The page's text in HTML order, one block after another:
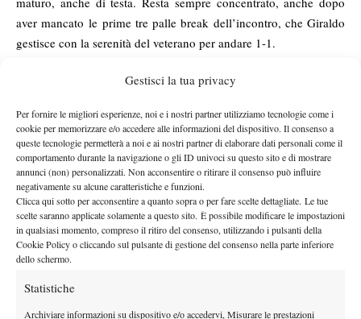
Gestisci la tua privacy
Per fornire le migliori esperienze, noi e i nostri partner utilizziamo tecnologie come i
cookie per memorizzare e/o accedere alle informazioni del dispositivo. Il consenso a
queste tecnologie permetterà a noi e ai nostri partner di elaborare dati personali come il
comportamento durante la navigazione o gli ID univoci su questo sito e di mostrare
annunci (non) personalizzati. Non acconsentire o ritirare il consenso può influire
negativamente su alcune caratteristiche e funzioni.
Clicca qui sotto per acconsentire a quanto sopra o per fare scelte dettagliate. Le tue
scelte saranno applicate solamente a questo sito. È possibile modificare le impostazioni
in qualsiasi momento, compreso il ritiro del consenso, utilizzando i pulsanti della
Cookie Policy o cliccando sul pulsante di gestione del consenso nella parte inferiore
dello schermo.
Statistiche
Archiviare informazioni su dispositivo e/o accedervi, Misurare le prestazioni
aver mancato le prime tre palle break dell’incontro, che Giraldo
gestisce con la serenità del veterano per andare 1-1.
consapevole dei propri mezzi, non con la paura di chi vuole
scambio sulla diagonale sinistra, cambia ritmo con il suo
lungolinea di rovescio che spariglia destini e fortune, infila
cinque giochi di fila e scrive un 6-1 che ribalta la storia e il finale
di partita.
Il leggero vento non lo infastidisce, lo alleggerisce, lo spinge
lontano. Matteo disegna le righe, sale avanti di un break anche in
avvio di terzo set, domina la scena in attacco e in difesa e non si
perde d’animo nemmeno dopo aver subito il controbreak a zero
per il 2-2. Ma è l’ultimo, vano, tentativo di rientrare di Giraldo.